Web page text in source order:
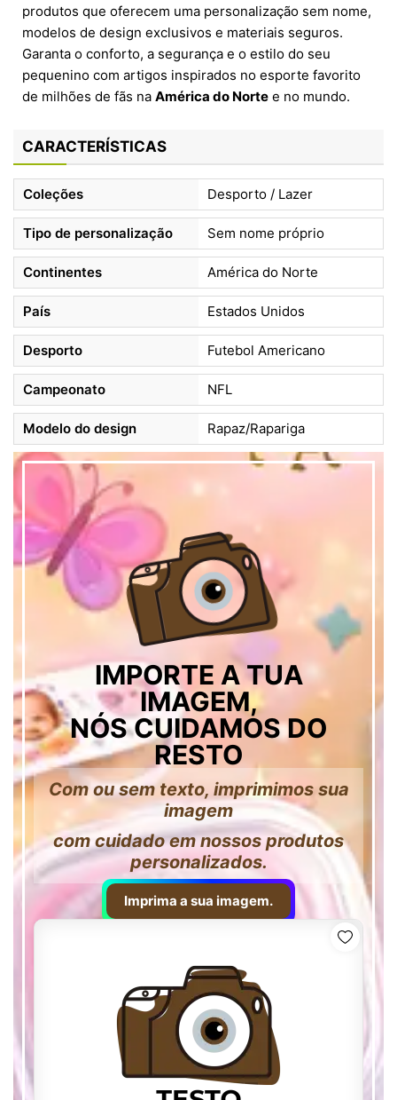
produtos que oferecem uma personalização sem nome,
modelos de design exclusivos e materiais seguros.
Garanta o conforto, a segurança e o estilo do seu
pequenino com artigos inspirados no esporte favorito
de milhões de fãs na América do Norte e no mundo.
CARACTERÍSTICAS
Coleções Desporto / Lazer
Tipo de personalização Sem nome próprio
Continentes América do Norte
País Estados Unidos
Desporto Futebol Americano
Campeonato NFL
Modelo do design Rapaz/Rapariga
IMPORTE A TUA
IMAGEM,
NÓS CUIDAMOS DO
RESTO
Com ou sem texto, imprimimos sua
imagem
com cuidado em nossos produtos
personalizados.
Imprima a sua imagem.